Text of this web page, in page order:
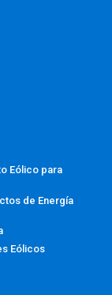
Eólico para
de Energía
Eólicos